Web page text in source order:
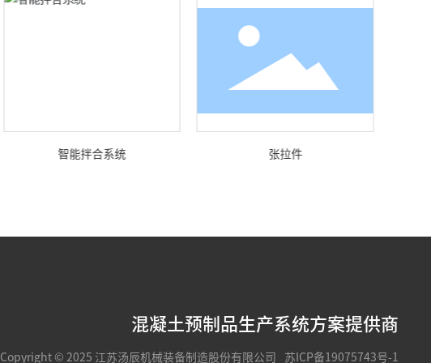
智能拌合系统 张拉件
混凝土预制品生产系统方案提供商
Copyright © 2025 江苏汤辰机械装备制造股份有限公司
苏ICP备19075743号-1